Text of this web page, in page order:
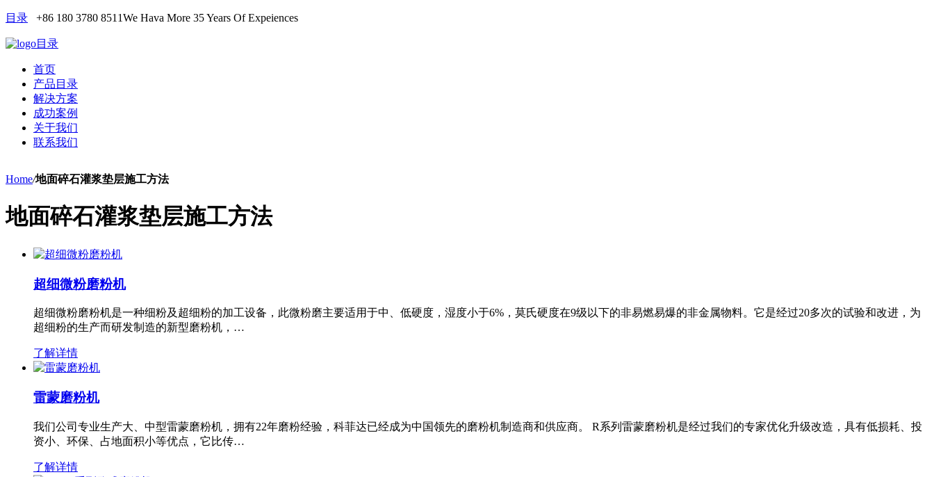
目录 +86 180 3780 8511We Hava More 35 Years Of Expeiences
目录
首页
产品目录
解决方案
成功案例
关于我们
联系我们
Home/地面碎石灌浆垫层施工方法
地面碎石灌浆垫层施工方法
超细微粉磨粉机
超细微粉磨粉机是一种细粉及超细粉的加工设备，此微粉磨主要适用于中、低硬度，湿度小于6%，莫氏硬度在9级以下的非易燃易爆的非金属物料。它是经过20多次的试验和改进，为
超细粉的生产而研发制造的新型磨粉机，…
了解详情
雷蒙磨粉机
我们公司专业生产大、中型雷蒙磨粉机，拥有22年磨粉经验，科菲达已经成为中国领先的磨粉机制造商和供应商。 R系列雷蒙磨粉机是经过我们的专家优化升级改造，具有低损耗、投
资小、环保、占地面积小等优点，它比传…
了解详情